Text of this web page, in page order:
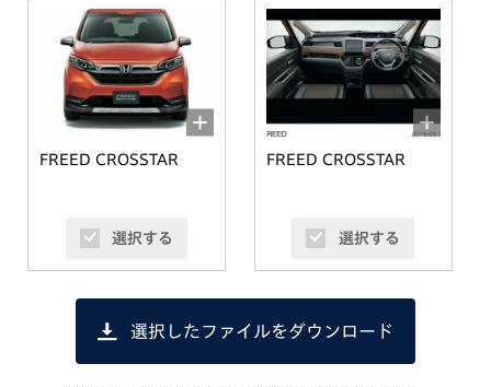
FREED CROSSTAR
選択する
FREED CROSSTAR
選択する
選択したファイルをダウンロード